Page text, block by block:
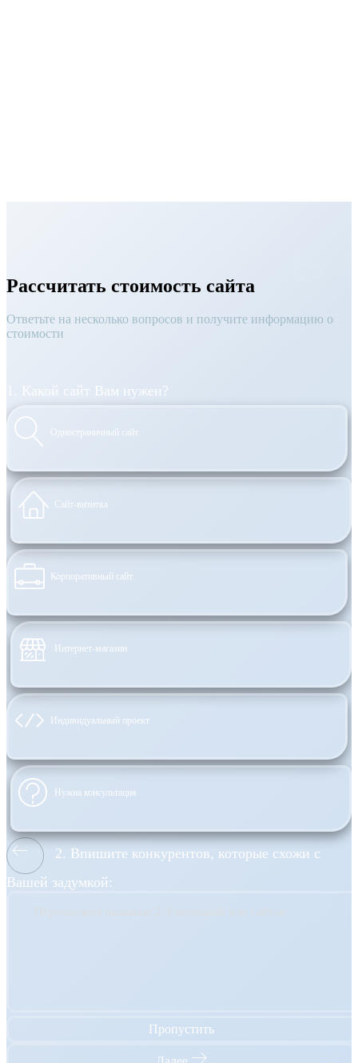
Рассчитать стоимость сайта
Ответьте на несколько вопросов и получите информацию о
стоимости
1. Какой сайт Вам нужен?
Одностраничный сайт
Сайт-визитка
Корпоративный сайт
Интернет-магазин
Индивидуальный проект
Нужна консультация
2. Впишите конкурентов, которые схожи с
Вашей задумкой:
Пропустить